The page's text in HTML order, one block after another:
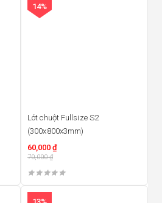
14%
Lót chuột Fullsize S2
(300x800x3mm)
60,000 ₫
70,000₫